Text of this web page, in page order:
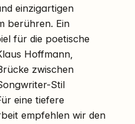
einzigartigen
berühren. Ein
für die poetische
Hoffmann,
zwischen
Stil
eine tiefere
empfehlen wir den